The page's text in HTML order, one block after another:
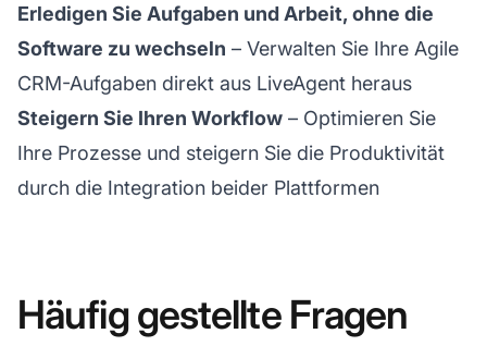
Erledigen Sie Aufgaben und Arbeit, ohne die
Software zu wechseln – Verwalten Sie Ihre Agile
CRM-Aufgaben direkt aus LiveAgent heraus
Steigern Sie Ihren Workflow – Optimieren Sie
Ihre Prozesse und steigern Sie die Produktivität
durch die Integration beider Plattformen
Häufig gestellte Fragen